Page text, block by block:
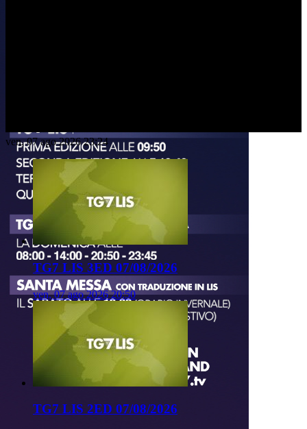
ven, 07 ago 2026 23:24
TG7 LIS 3ED 07/08/2026
ven, 07 ago 2026 20:50
TG7 LIS 2ED 07/08/2026